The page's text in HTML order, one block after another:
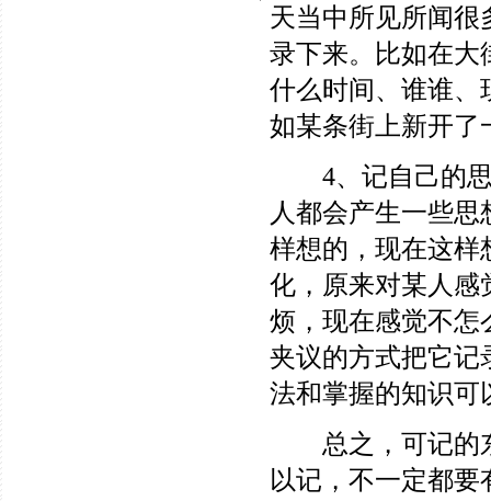
天当中所见所闻很
录下来。比如在大
什么时间、谁谁、
如某条街上新开了
4、记自己的思
人都会产生一些
样想的，现在这样
化，原来对某人感
烦，现在感觉不怎
夹议的方式把它记
法和掌握的知识可
总之，可记的东
以记，不一定都